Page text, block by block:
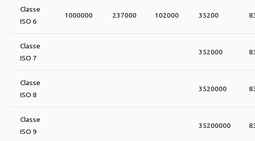
Classe
ISO 6
1000000 237000 102000 35200
Classe
ISO 7
352000
Classe
ISO 8
3520000
Classe
ISO 9
35200000